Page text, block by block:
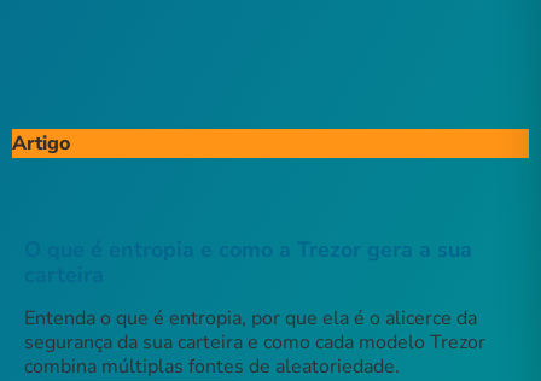
Artigo
O que é entropia e como a Trezor gera a sua
Entenda o que é entropia, por que ela é o alicerce da
segurança da sua carteira e como cada modelo Trezor
combina múltiplas fontes de aleatoriedade.